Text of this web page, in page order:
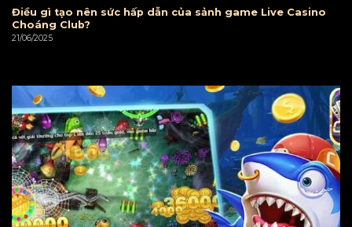
Điều gì tạo nên sức hấp dẫn của sảnh game Live Casino
Choáng Club?
21/06/2025